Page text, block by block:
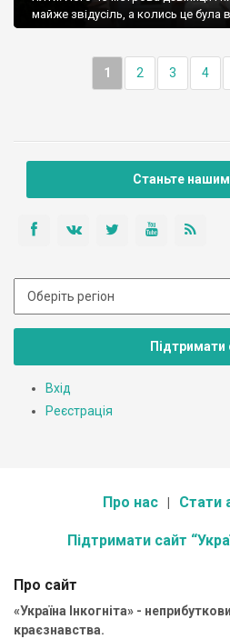
майже звідусіль, а колись це була
1 2 3 4
Станьте
Підтримати
Вхід
Реєстрація
Про нас Стати
Підтримати сайт
Про сайт
«Україна Інкогніта» -
краєзнавства.